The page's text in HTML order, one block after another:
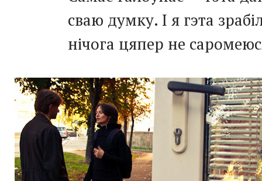
сваю думку. І я гэта
нічога цяпер не